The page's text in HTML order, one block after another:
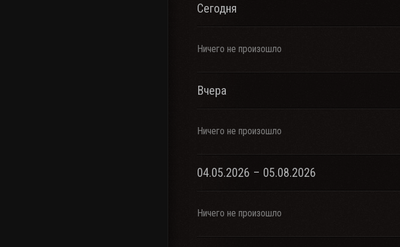
Сегодня
Ничего не произошло
Вчера
Ничего не произошло
04.05.2026 – 05.08.2026
Ничего не произошло